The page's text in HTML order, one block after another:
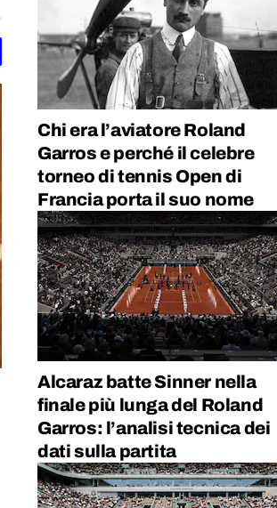
Chi era l’aviatore Roland
Garros e perché il celebre
torneo di tennis Open di
Francia porta il suo nome
Alcaraz batte Sinner nella
finale più lunga del Roland
Garros: l’analisi tecnica dei
dati sulla partita